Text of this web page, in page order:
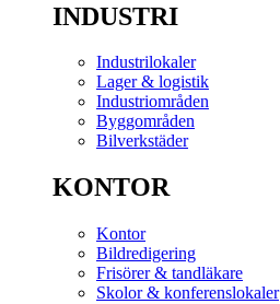
INDUSTRI
Industrilokaler
Lager & logistik
Industriområden
Byggområden
Bilverkstäder
KONTOR
Kontor
Bildredigering
Frisörer & tandläkare
Skolor & konferenslokaler